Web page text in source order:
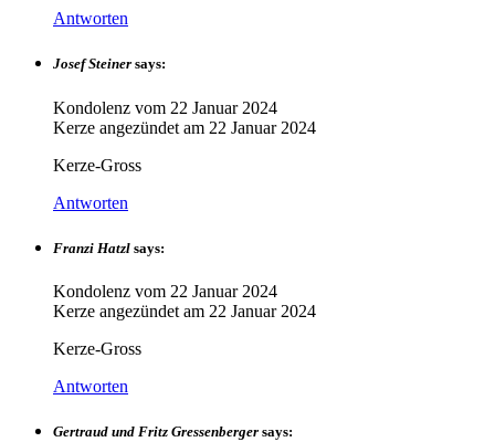
Antworten
Josef Steiner says:
Kondolenz vom 22 Januar 2024
Kerze angezündet am 22 Januar 2024
Kerze-Gross
Antworten
Franzi Hatzl says:
Kondolenz vom 22 Januar 2024
Kerze angezündet am 22 Januar 2024
Kerze-Gross
Antworten
Gertraud und Fritz Gressenberger says: